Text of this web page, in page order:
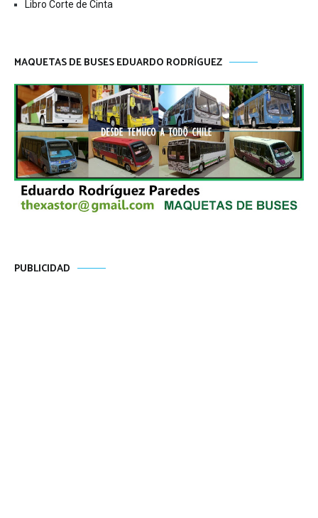
Libro Corte de Cinta
MAQUETAS DE BUSES EDUARDO RODRÍGUEZ
PUBLICIDAD